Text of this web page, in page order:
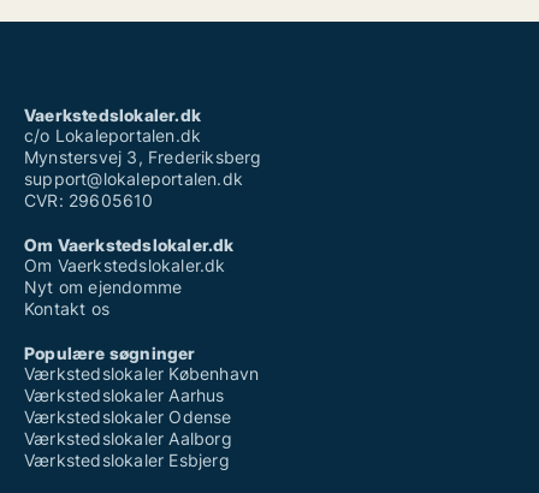
Vaerkstedslokaler.dk
c/o Lokaleportalen.dk
Mynstersvej 3, Frederiksberg
support@lokaleportalen.dk
CVR: 29605610
Om Vaerkstedslokaler.dk
Om Vaerkstedslokaler.dk
Nyt om ejendomme
Kontakt os
Populære søgninger
Værkstedslokaler København
Værkstedslokaler Aarhus
Værkstedslokaler Odense
Værkstedslokaler Aalborg
Værkstedslokaler Esbjerg